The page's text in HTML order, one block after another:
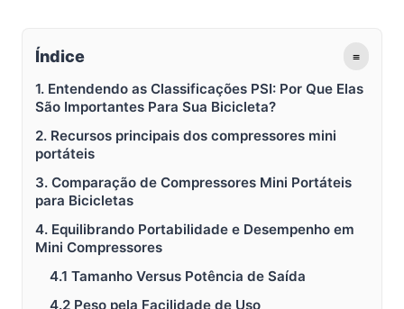
Índice ≡
1. Entendendo as Classificações PSI: Por Que Elas
São Importantes Para Sua Bicicleta?
2. Recursos principais dos compressores mini
portáteis
3. Comparação de Compressores Mini Portáteis
para Bicicletas
4. Equilibrando Portabilidade e Desempenho em
Mini Compressores
4.1 Tamanho Versus Potência de Saída
4.2 Peso pela Facilidade de Uso